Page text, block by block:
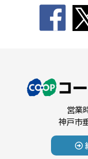
営業
神戸市